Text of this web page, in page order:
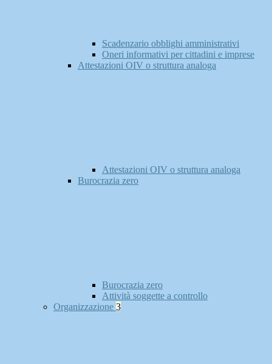
Scadenzario obblighi amministrativi
Oneri informativi per cittadini e imprese
Attestazioni OIV o struttura analoga
Attestazioni OIV o struttura analoga
Burocrazia zero
Burocrazia zero
Attività soggette a controllo
Organizzazione 3